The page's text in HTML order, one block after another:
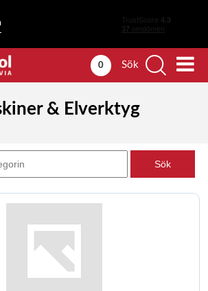
0 Sök
& Elverktyg